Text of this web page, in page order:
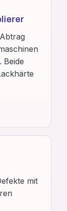
Beide
mit